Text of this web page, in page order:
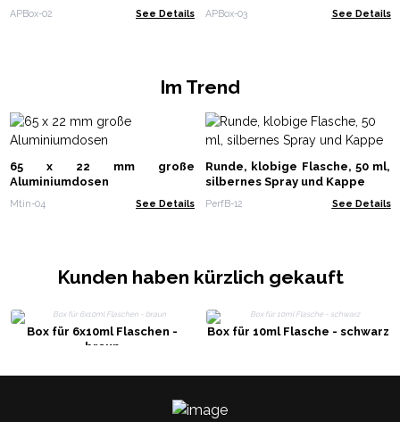
APBox-02 See Details APBox-03 See Details
Im Trend
65 x 22 mm große
Aluminiumdosen
Mtin-04 See Details
Runde, klobige Flasche, 50 ml,
silbernes Spray und Kappe
PerfB-12 See Details
Kunden haben kürzlich gekauft
Box für 6x10ml Flaschen -
braun
Box für 10ml Flasche - schwarz